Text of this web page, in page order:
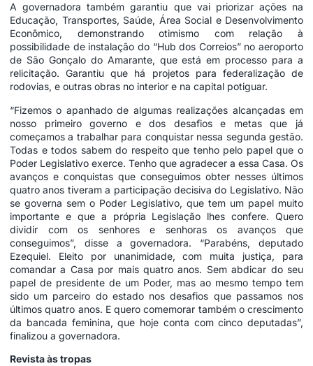
A governadora também garantiu que vai priorizar ações na
Educação, Transportes, Saúde, Área Social e Desenvolvimento
Econômico, demonstrando otimismo com relação à
possibilidade de instalação do “Hub dos Correios” no aeroporto
de São Gonçalo do Amarante, que está em processo para a
relicitação. Garantiu que há projetos para federalização de
rodovias, e outras obras no interior e na capital potiguar.
“Fizemos o apanhado de algumas realizações alcançadas em
nosso primeiro governo e dos desafios e metas que já
começamos a trabalhar para conquistar nessa segunda gestão.
Todas e todos sabem do respeito que tenho pelo papel que o
Poder Legislativo exerce. Tenho que agradecer a essa Casa. Os
avanços e conquistas que conseguimos obter nesses últimos
quatro anos tiveram a participação decisiva do Legislativo. Não
se governa sem o Poder Legislativo, que tem um papel muito
importante e que a própria Legislação lhes confere. Quero
dividir com os senhores e senhoras os avanços que
conseguimos”, disse a governadora. “Parabéns, deputado
Ezequiel. Eleito por unanimidade, com muita justiça, para
comandar a Casa por mais quatro anos. Sem abdicar do seu
papel de presidente de um Poder, mas ao mesmo tempo tem
sido um parceiro do estado nos desafios que passamos nos
últimos quatro anos. E quero comemorar também o crescimento
da bancada feminina, que hoje conta com cinco deputadas”,
finalizou a governadora.
Revista às tropas